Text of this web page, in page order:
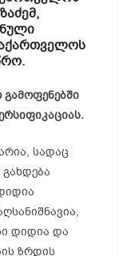
სადაც
დიდია და
ზრდის